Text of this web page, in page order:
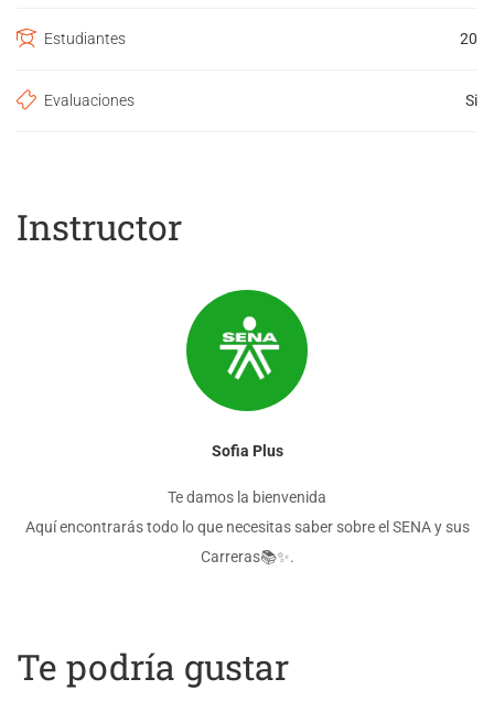
Estudiantes 20
Evaluaciones Si
Instructor
Sofia Plus
Te damos la bienvenida
Aquí encontrarás todo lo que necesitas saber sobre el SENA y sus
Carreras📚✨.
Te podría gustar